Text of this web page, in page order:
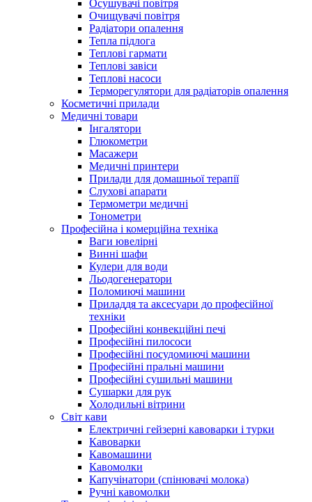
Осушувачі повітря
Очищувачі повітря
Радіатори опалення
Тепла підлога
Теплові гармати
Теплові завіси
Теплові насоси
Терморегулятори для радіаторів опалення
Косметичні прилади
Медичні товари
Інгалятори
Глюкометри
Масажери
Медичні принтери
Прилади для домашньої терапії
Слухові апарати
Термометри медичні
Тонометри
Професійна і комерційна техніка
Ваги ювелірні
Винні шафи
Кулери для води
Льодогенератори
Поломиючі машини
Приладдя та аксесуари до професійної
техніки
Професійні конвекційні печі
Професійні пилососи
Професійні посудомиючі машини
Професійні пральні машини
Професійні сушильні машини
Сушарки для рук
Холодильні вітрини
Світ кави
Електричні гейзерні кавоварки і турки
Кавоварки
Кавомашини
Кавомолки
Капучінатори (спінювачі молока)
Ручні кавомолки